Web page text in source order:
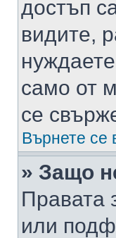
достъп
видите,
само от
се
Върнете се
» Защо
Правата
или